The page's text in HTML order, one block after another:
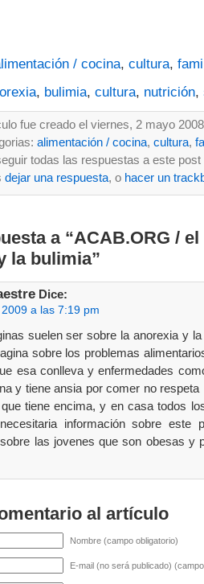
/ cocina, cultura,
, bulimia, cultura, nutrición,
fue creado el viernes, 2 mayo
alimentación / cocina, cultura,
todas las respuestas a este
dejar una respuesta, o hacer un
a “ACAB.ORG /
la bulimia”
Dice:
a las 7:19 pm
suelen ser sobre la anorexia y
sobre los problemas
esa conlleva y enfermedades
y tiene ansia por comer no
tiene encima, y en casa todos
información sobre este
las jovenes que son obesas y
al artículo
Nombre (campo obligatorio)
E-mail (no será publicado)